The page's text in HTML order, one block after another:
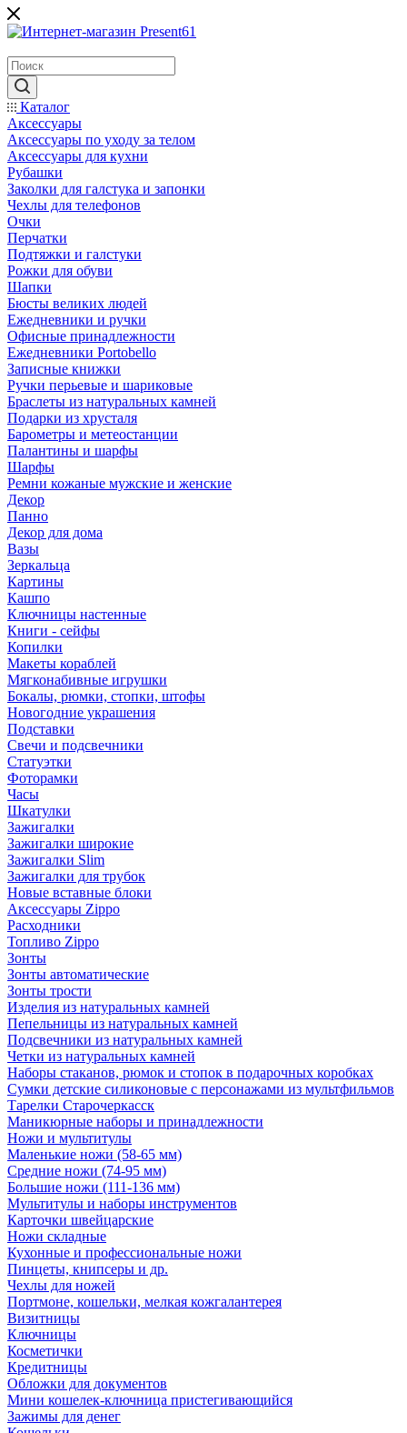
Каталог
Аксессуары
Аксессуары по уходу за телом
Аксессуары для кухни
Рубашки
Заколки для галстука и запонки
Чехлы для телефонов
Очки
Перчатки
Подтяжки и галстуки
Рожки для обуви
Шапки
Бюсты великих людей
Ежедневники и ручки
Офисные принадлежности
Ежедневники Portobello
Записные книжки
Ручки перьевые и шариковые
Браслеты из натуральных камней
Подарки из хрусталя
Барометры и метеостанции
Палантины и шарфы
Шарфы
Ремни кожаные мужские и женские
Декор
Панно
Декор для дома
Вазы
Зеркальца
Картины
Кашпо
Ключницы настенные
Книги - сейфы
Копилки
Макеты кораблей
Мягконабивные игрушки
Бокалы, рюмки, стопки, штофы
Новогодние украшения
Подставки
Свечи и подсвечники
Статуэтки
Фоторамки
Часы
Шкатулки
Зажигалки
Зажигалки широкие
Зажигалки Slim
Зажигалки для трубок
Новые вставные блоки
Аксессуары Zippo
Расходники
Топливо Zippo
Зонты
Зонты автоматические
Зонты трости
Изделия из натуральных камней
Пепельницы из натуральных камней
Подсвечники из натуральных камней
Четки из натуральных камней
Наборы стаканов, рюмок и стопок в подарочных коробках
Сумки детские силиконовые с персонажами из мультфильмов
Тарелки Старочеркасск
Маникюрные наборы и принадлежности
Ножи и мультитулы
Маленькие ножи (58-65 мм)
Средние ножи (74-95 мм)
Большие ножи (111-136 мм)
Мультитулы и наборы инструментов
Карточки швейцарские
Ножи складные
Кухонные и профессиональные ножи
Пинцеты, книпсеры и др.
Чехлы для ножей
Портмоне, кошельки, мелкая кожгалантерея
Визитницы
Ключницы
Косметички
Кредитницы
Обложки для документов
Мини кошелек-ключница пристегивающийся
Зажимы для денег